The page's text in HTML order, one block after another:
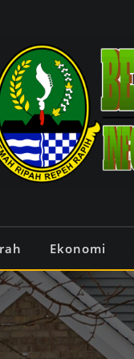
Ekonomi